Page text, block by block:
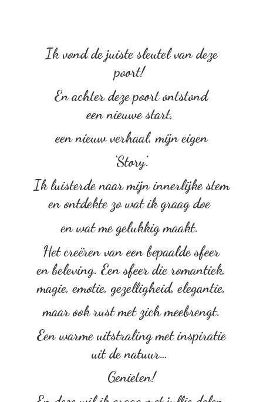
Ik vond de juiste sleutel van deze
poort!
En achter deze poort ontstond
een nieuwe start,
een nieuw verhaal, mijn eigen
‘Story’.
Ik luisterde naar mijn innerlijke stem
en ontdekte zo wat ik graag doe
en wat me gelukkig maakt.
Het creëren van een bepaalde sfeer
en beleving. Een sfeer die romantiek,
magie, emotie, gezelligheid, elegantie,
maar ook rust met zich meebrengt.
Een warme uitstraling met inspiratie
uit de natuur…
Genieten!